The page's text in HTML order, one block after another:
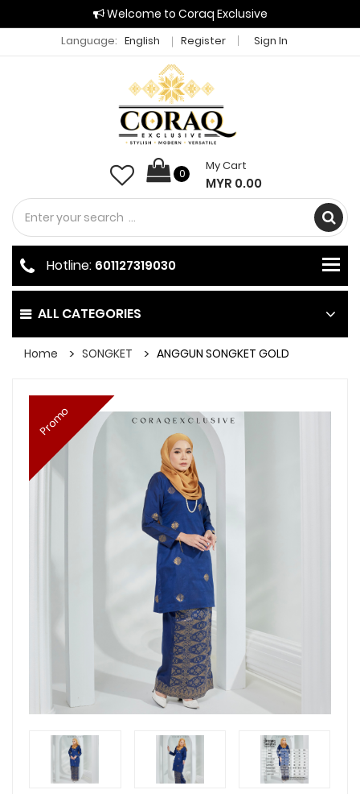
Welcome to Coraq Exclusive
Language: English Register Sign In
0
My Cart
MYR 0.00
ALL CATEGORIES
Hotline: 601127319030
Home SONGKET ANGGUN SONGKET GOLD
Promo